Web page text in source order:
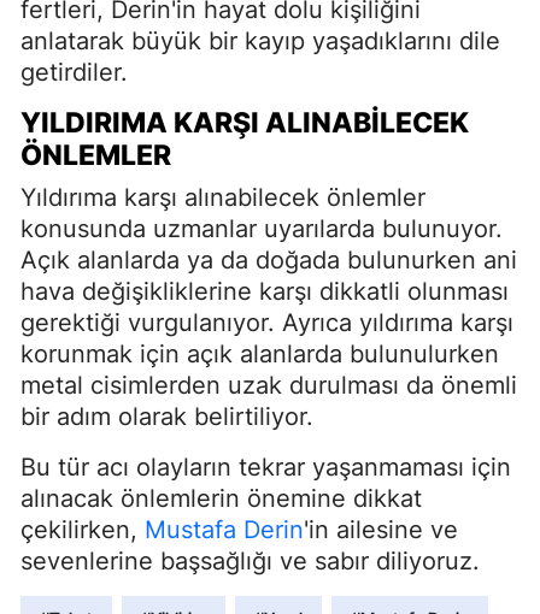
fertleri, Derin'in hayat dolu kişiliğini
anlatarak büyük bir kayıp yaşadıklarını dile
getirdiler.
YILDIRIMA KARŞI ALINABILECEK
ÖNLEMLER
Yıldırıma karşı alınabilecek önlemler
konusunda uzmanlar uyarılarda bulunuyor.
Açık alanlarda ya da doğada bulunurken ani
hava değişikliklerine karşı dikkatli olunması
gerektiği vurgulanıyor. Ayrıca yıldırıma karşı
korunmak için açık alanlarda bulunulurken
metal cisimlerden uzak durulması da önemli
bir adım olarak belirtiliyor.
Bu tür acı olayların tekrar yaşanmaması için
alınacak önlemlerin önemine dikkat
çekilirken, Mustafa Derin'in ailesine ve
sevenlerine başsağlığı ve sabır diliyoruz.